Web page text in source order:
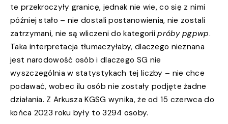
te przekroczyły granicę, jednak nie wie, co się z nimi
później stało – nie dostali postanowienia, nie zostali
zatrzymani, nie są wliczeni do kategoriipróby pgpwp.
Taka interpretacja tłumaczyłaby, dlaczego nieznana
jest narodowość osób i dlaczego SG nie
wyszczególnia w statystykach tej liczby – nie chce
podawać, wobec ilu osób nie zostały podjęte żadne
działania. Z Arkusza KGSG wynika, że od 15 czerwca do
końca 2023 roku były to 3294 osoby.